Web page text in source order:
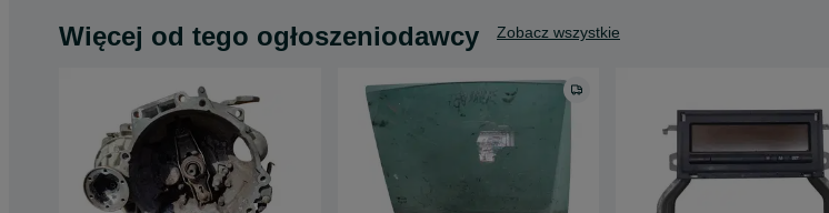
Więcej od tego ogłoszeniodawcy Zobacz wszystkie